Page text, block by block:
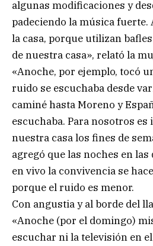
algunas modificaciones y
padeciendo la música
la casa, porque utilizan
de nuestra casa», relató la
«Anoche, por ejemplo, tocó
ruido se escuchaba desde
caminé hasta Moreno y
escuchaba. Para nosotros
nuestra casa los fines de
agregó que las noches en las
en vivo la convivencia se
porque el ruido es menor.
Con angustia y al borde del
«Anoche (por el domingo)
escuchar ni la televisión en